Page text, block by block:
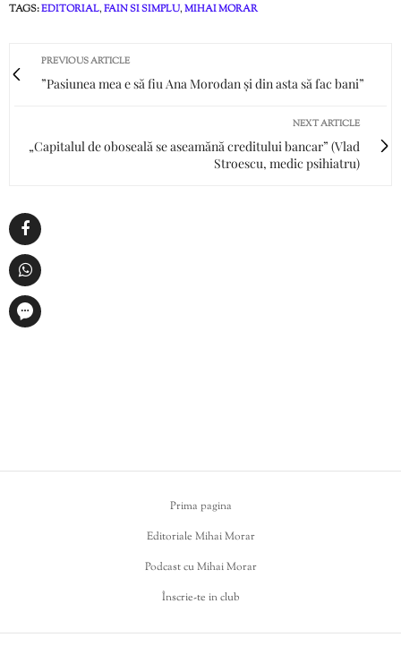
TAGS:EDITORIAL,FAIN SI SIMPLU,MIHAI MORAR
PREVIOUS ARTICLE
”Pasiunea mea e să fiu Ana Morodan și din asta să fac bani”
NEXT ARTICLE
„Capitalul de oboseală se aseamănă creditului bancar” (Vlad
Stroescu, medic psihiatru)
Prima pagina
Editoriale Mihai Morar
Podcast cu Mihai Morar
Înscrie-te in club